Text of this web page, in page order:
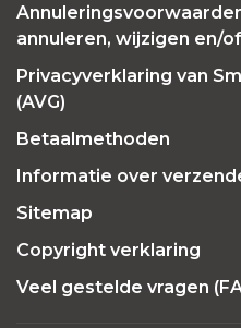
annuleren, wijzigen en/
Privacyverklaring van
(AVG)
Betaalmethoden
Informatie over
Sitemap
Copyright verklaring
Veel gestelde vragen